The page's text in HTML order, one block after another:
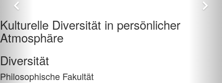
Kulturelle Diversität in persönlicher
Atmosphäre
Diversität
Philosophische Fakultät